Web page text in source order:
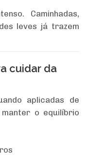
Caminhadas,
leves já trazem
cuidar da
aplicadas de
o equilíbrio